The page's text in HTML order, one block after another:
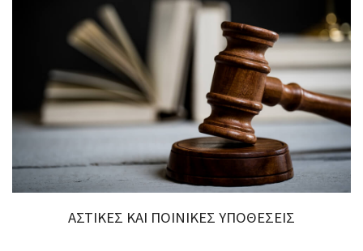
ΑΣΤΙΚΕΣ ΚΑΙ ΠΟΙΝΙΚΕΣ ΥΠΟΘΕΣΕΙΣ